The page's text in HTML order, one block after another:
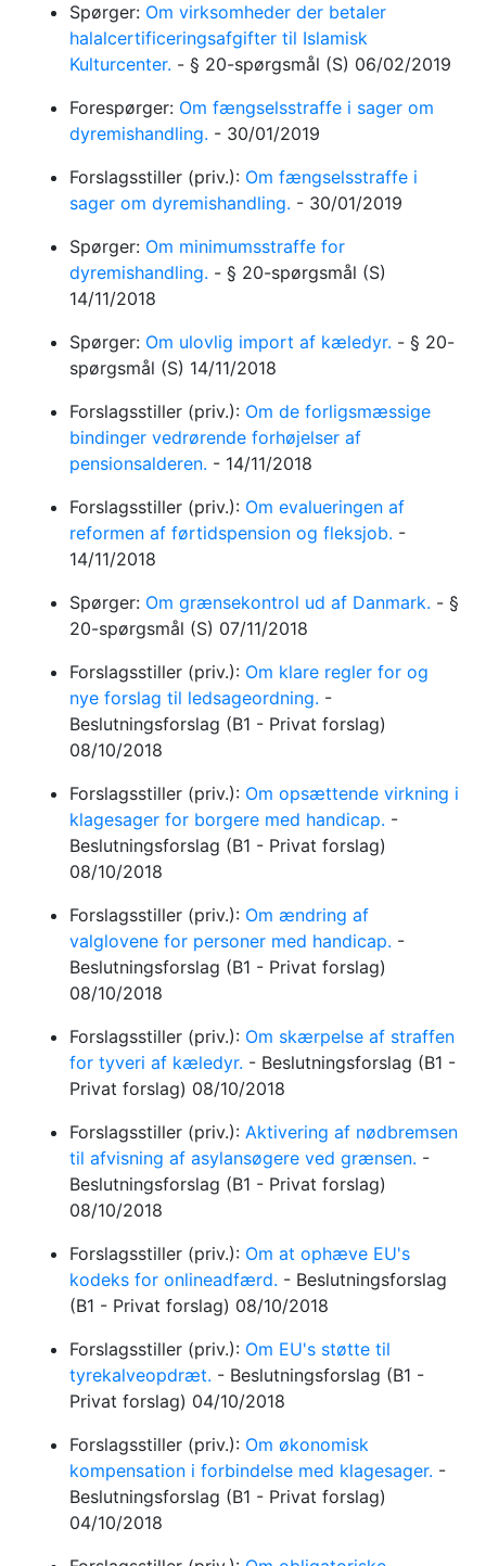
Spørger: Om virksomheder der betaler
halalcertificeringsafgifter til Islamisk
Kulturcenter. - § 20-spørgsmål (S) 06/02/2019
Forespørger: Om fængselsstraffe i sager om
dyremishandling. - 30/01/2019
Forslagsstiller (priv.): Om fængselsstraffe i
sager om dyremishandling. - 30/01/2019
Spørger: Om minimumsstraffe for
dyremishandling. - § 20-spørgsmål (S)
14/11/2018
Spørger: Om ulovlig import af kæledyr. - § 20-
spørgsmål (S) 14/11/2018
Forslagsstiller (priv.): Om de forligsmæssige
bindinger vedrørende forhøjelser af
pensionsalderen. - 14/11/2018
Forslagsstiller (priv.): Om evalueringen af
reformen af førtidspension og fleksjob. -
14/11/2018
Spørger: Om grænsekontrol ud af Danmark. - §
20-spørgsmål (S) 07/11/2018
Forslagsstiller (priv.): Om klare regler for og
nye forslag til ledsageordning. -
Beslutningsforslag (B1 - Privat forslag)
08/10/2018
Forslagsstiller (priv.): Om opsættende virkning i
klagesager for borgere med handicap. -
Beslutningsforslag (B1 - Privat forslag)
08/10/2018
Forslagsstiller (priv.): Om ændring af
valglovene for personer med handicap. -
Beslutningsforslag (B1 - Privat forslag)
08/10/2018
Forslagsstiller (priv.): Om skærpelse af straffen
for tyveri af kæledyr. - Beslutningsforslag (B1 -
Privat forslag) 08/10/2018
Forslagsstiller (priv.): Aktivering af nødbremsen
til afvisning af asylansøgere ved grænsen. -
Beslutningsforslag (B1 - Privat forslag)
08/10/2018
Forslagsstiller (priv.): Om at ophæve EU's
kodeks for onlineadfærd. - Beslutningsforslag
(B1 - Privat forslag) 08/10/2018
Forslagsstiller (priv.): Om EU's støtte til
tyrekalveopdræt. - Beslutningsforslag (B1 -
Privat forslag) 04/10/2018
Forslagsstiller (priv.): Om økonomisk
kompensation i forbindelse med klagesager. -
Beslutningsforslag (B1 - Privat forslag)
04/10/2018